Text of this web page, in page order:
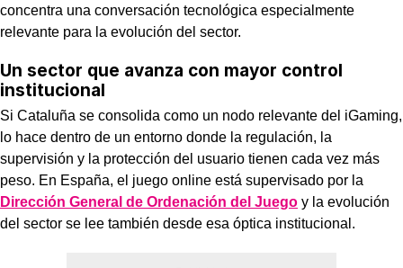
concentra una conversación tecnológica especialmente
relevante para la evolución del sector.
Un sector que avanza con mayor control
institucional
Si Cataluña se consolida como un nodo relevante del iGaming,
lo hace dentro de un entorno donde la regulación, la
supervisión y la protección del usuario tienen cada vez más
peso. En España, el juego online está supervisado por la
Dirección General de Ordenación del Juego y la evolución
del sector se lee también desde esa óptica institucional.